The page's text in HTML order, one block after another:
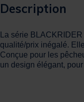
Description
La série
qualité/prix inégalé.
Conçue pour les
un design élégant,